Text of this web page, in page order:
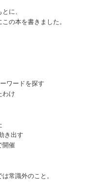
に、
の本を書きました。
ワードを探す
わけ
き出す
開催
常識外のこと。